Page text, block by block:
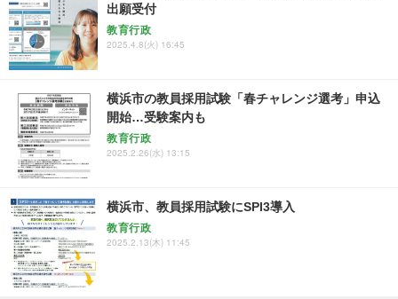
出願受付
教育行政
2025.4.8(火) 16:45
横浜市の教員採用試験「春チャレンジ選考」申込
開始…受験案内も
教育行政
2025.2.26(水) 13:15
横浜市、教員採用試験にSPI3導入
教育行政
2025.2.13(木) 11:45